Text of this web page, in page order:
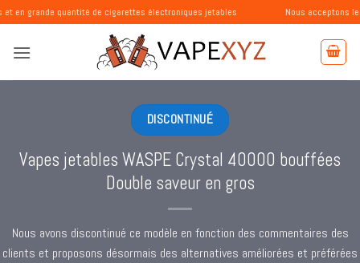
Passer
au
contenu
quantité de cigarettes électroniques jetables Nous acceptons les
DISCONTINUÉ
Vapes jetables WASPE Crystal 40000 bouffées
Double saveur en gros
Nous avons discontinué ce modèle en fonction des commentaires des
clients et proposons désormais des alternatives améliorées et préférées